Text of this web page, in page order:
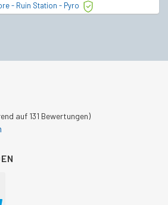
- Ruin Station - Pyro
auf 131 Bewertungen)